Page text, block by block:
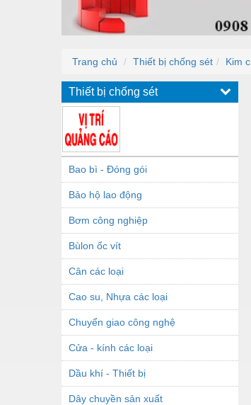
Trang chủ Thiết bị chống sét Kim
Thiết bị chống sét
Bao bì - Đóng gói
Bảo hộ lao động
Bơm công nghiệp
Bùlon ốc vít
Cân các loại
Cao su, Nhựa các loại
Chuyển giao công nghệ
Cửa - kính các loại
Dầu khí - Thiết bị
Dây chuyền sản xuất